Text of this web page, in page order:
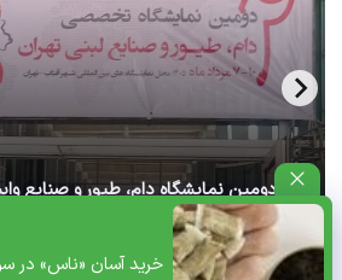
خرید آسان «ناس» در
آغاز دومین نمایشگاه دام، طیور و صنایع
تهران+ ویدئو